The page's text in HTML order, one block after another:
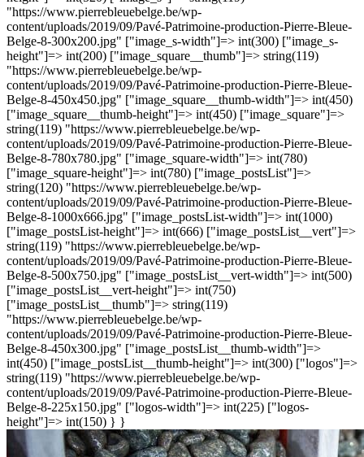
"https://www.pierrebleuebelge.be/wp-
content/uploads/2019/09/Pavé-Patrimoine-production-Pierre-Bleue-
Belge-8-300x200.jpg" ["image_s-width"]=> int(300) ["image_s-
height"]=> int(200) ["image_square__thumb"]=> string(119)
"https://www.pierrebleuebelge.be/wp-
content/uploads/2019/09/Pavé-Patrimoine-production-Pierre-Bleue-
Belge-8-450x450.jpg" ["image_square__thumb-width"]=> int(450)
["image_square__thumb-height"]=> int(450) ["image_square"]=>
string(119) "https://www.pierrebleuebelge.be/wp-
content/uploads/2019/09/Pavé-Patrimoine-production-Pierre-Bleue-
Belge-8-780x780.jpg" ["image_square-width"]=> int(780)
["image_square-height"]=> int(780) ["image_postsList"]=>
string(120) "https://www.pierrebleuebelge.be/wp-
content/uploads/2019/09/Pavé-Patrimoine-production-Pierre-Bleue-
Belge-8-1000x666.jpg" ["image_postsList-width"]=> int(1000)
["image_postsList-height"]=> int(666) ["image_postsList__vert"]=>
string(119) "https://www.pierrebleuebelge.be/wp-
content/uploads/2019/09/Pavé-Patrimoine-production-Pierre-Bleue-
Belge-8-500x750.jpg" ["image_postsList__vert-width"]=> int(500)
["image_postsList__vert-height"]=> int(750)
["image_postsList__thumb"]=> string(119)
"https://www.pierrebleuebelge.be/wp-
content/uploads/2019/09/Pavé-Patrimoine-production-Pierre-Bleue-
Belge-8-450x300.jpg" ["image_postsList__thumb-width"]=>
int(450) ["image_postsList__thumb-height"]=> int(300) ["logos"]=>
string(119) "https://www.pierrebleuebelge.be/wp-
content/uploads/2019/09/Pavé-Patrimoine-production-Pierre-Bleue-
Belge-8-225x150.jpg" ["logos-width"]=> int(225) ["logos-
height"]=> int(150) } }